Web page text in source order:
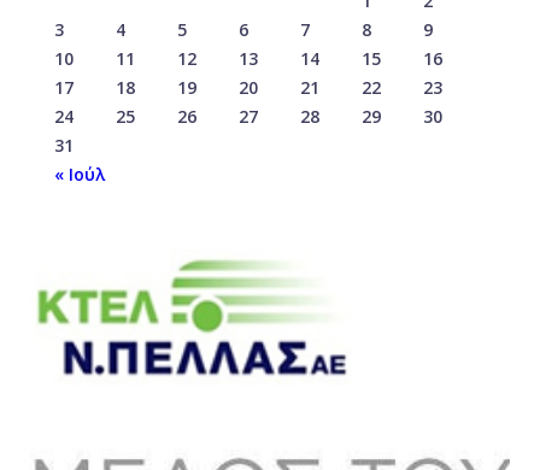
3
4 5 6 7 8
9
10
11 12 13 14 15
16
17
18 19 20 21 22
23
24
25 26 27 28 29
30
31
« Ιούλ